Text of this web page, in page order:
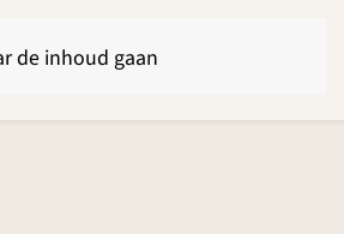
de inhoud gaan